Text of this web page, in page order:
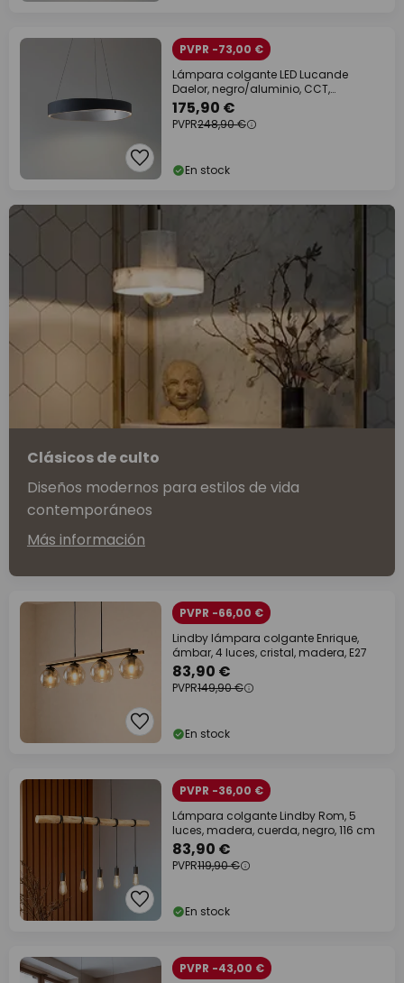
PVPR -73,00 €
Lámpara colgante LED Lucande
Daelor, negro/aluminio, CCT,
atenuable
175,90 €
PVPR248,90 €
En stock
Clásicos de culto
Diseños modernos para estilos de vida
contemporáneos
Más información
PVPR -66,00 €
Lindby lámpara colgante Enrique,
ámbar, 4 luces, cristal, madera, E27
83,90 €
PVPR149,90 €
En stock
PVPR -36,00 €
Lámpara colgante Lindby Rom, 5
luces, madera, cuerda, negro, 116 cm
83,90 €
PVPR119,90 €
En stock
PVPR -43,00 €